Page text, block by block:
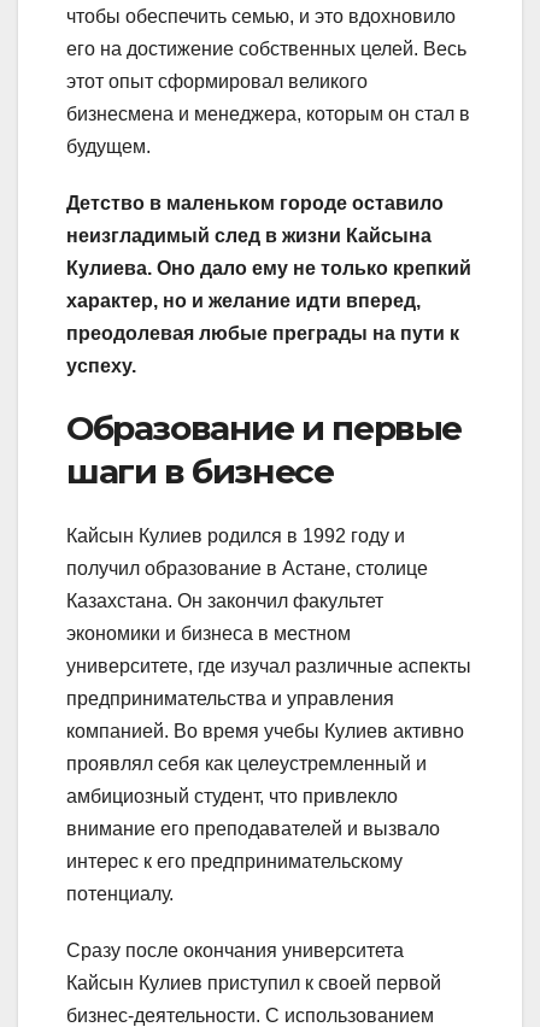
чтобы обеспечить семью, и это вдохновило
его на достижение собственных целей. Весь
этот опыт сформировал великого
бизнесмена и менеджера, которым он стал в
будущем.
Детство в маленьком городе оставило
неизгладимый след в жизни Кайсына
Кулиева. Оно дало ему не только крепкий
характер, но и желание идти вперед,
преодолевая любые преграды на пути к
успеху.
Образование и первые
шаги в бизнесе
Кайсын Кулиев родился в 1992 году и
получил образование в Астане, столице
Казахстана. Он закончил факультет
экономики и бизнеса в местном
университете, где изучал различные аспекты
предпринимательства и управления
компанией. Во время учебы Кулиев активно
проявлял себя как целеустремленный и
амбициозный студент, что привлекло
внимание его преподавателей и вызвало
интерес к его предпринимательскому
потенциалу.
Сразу после окончания университета
Кайсын Кулиев приступил к своей первой
бизнес-деятельности. С использованием